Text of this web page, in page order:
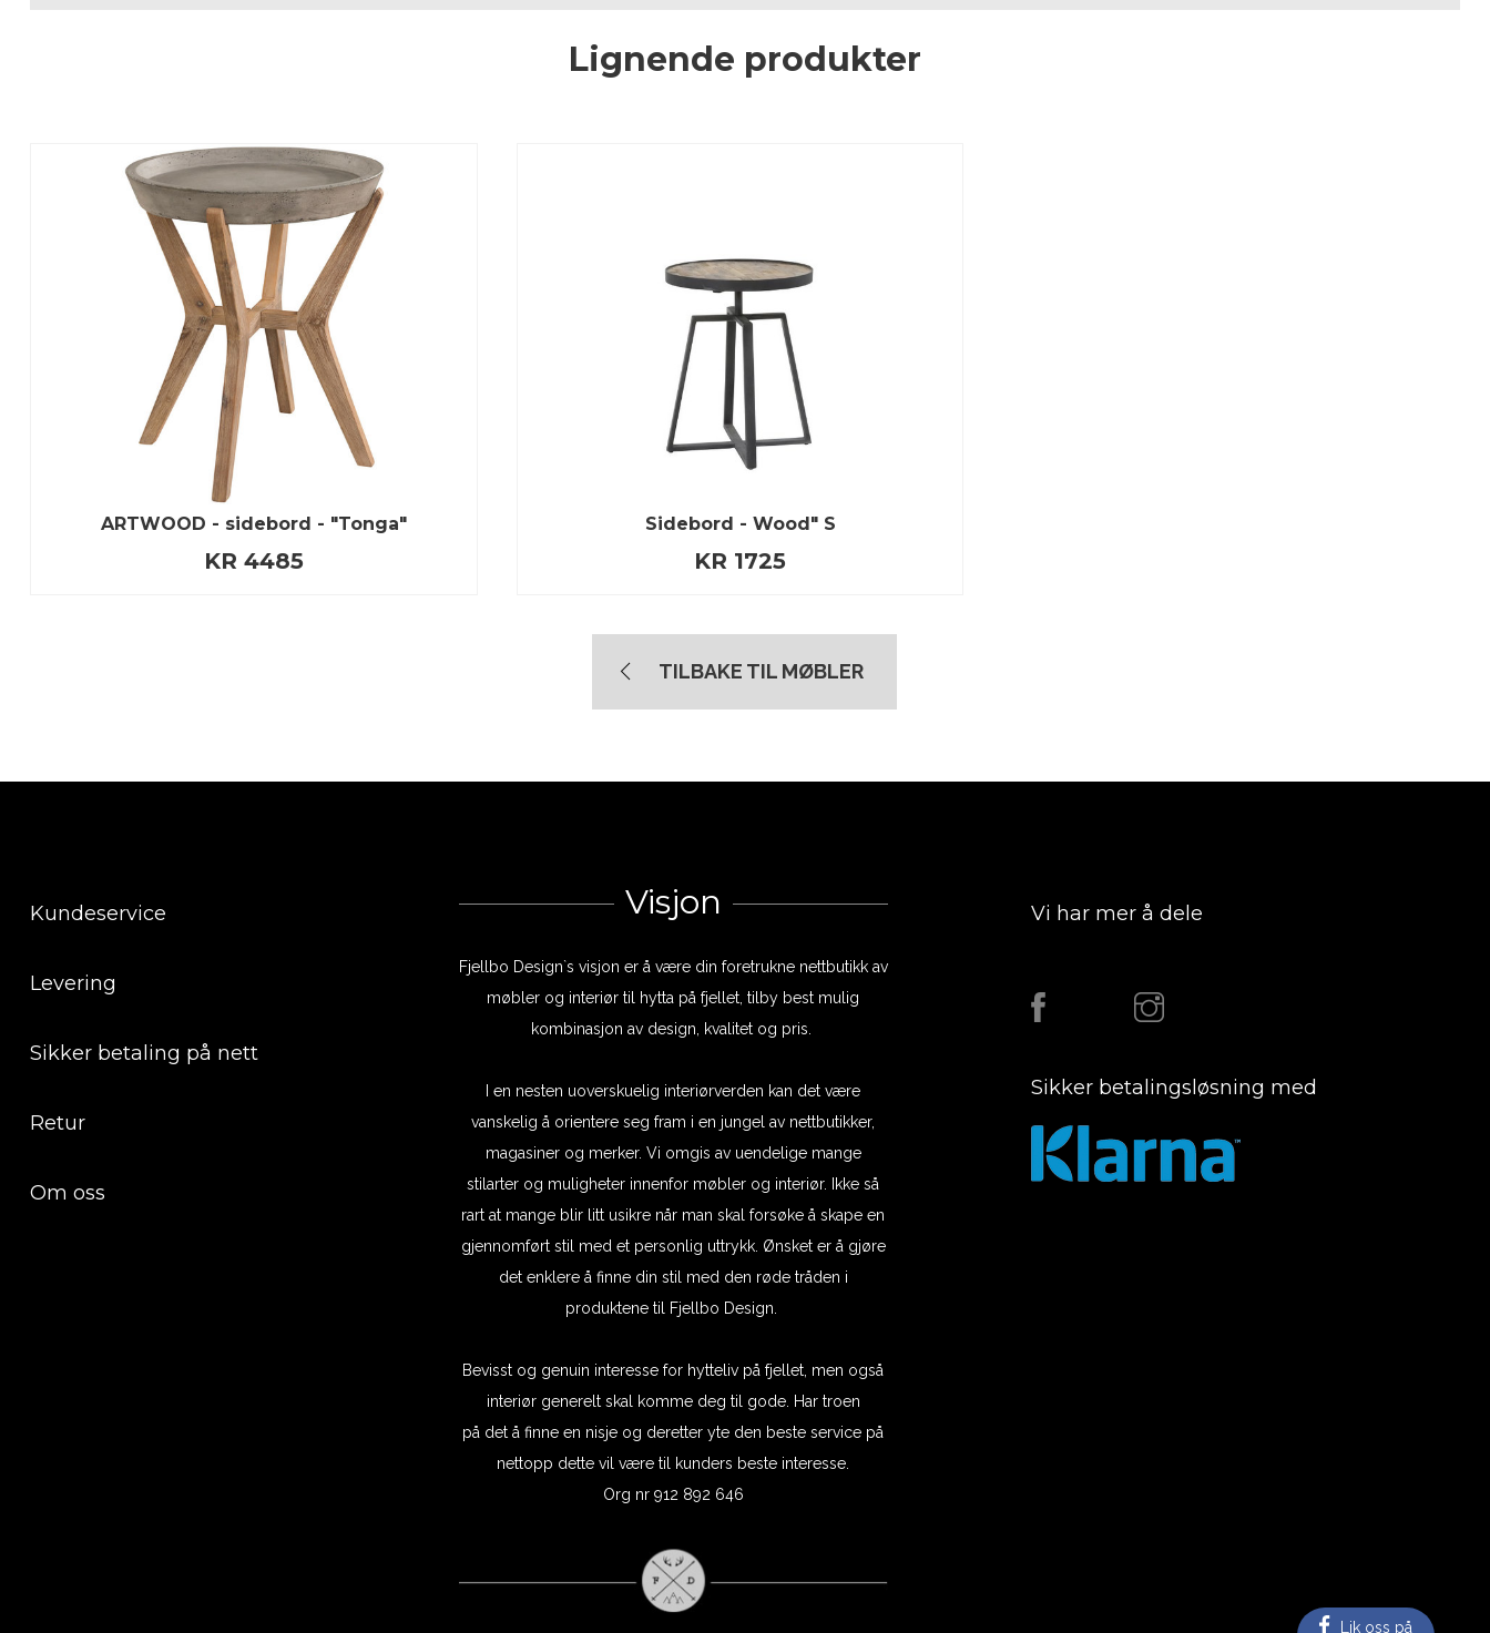
Lignende produkter
ARTWOOD - sidebord - "Tonga"
KR 4485
Sidebord - Wood" S
KR 1725
TILBAKE TIL MØBLER
Lik oss på
Kundeservice
Levering
Sikker betaling på nett
Retur
Om oss
Visjon
Fjellbo Design`s visjon er å være din foretrukne nettbutikk av
møbler og interiør til hytta på fjellet, tilby best mulig
kombinasjon av design, kvalitet og pris.
I en nesten uoverskuelig interiørverden kan det være
vanskelig å orientere seg fram i en jungel av nettbutikker,
magasiner og merker. Vi omgis av uendelige mange
stilarter og muligheter innenfor møbler og interiør. Ikke så
rart at mange blir litt usikre når man skal forsøke å skape en
gjennomført stil med et personlig uttrykk. Ønsket er å gjøre
det enklere å finne din stil med den røde tråden i
produktene til Fjellbo Design.
Bevisst og genuin interesse for hytteliv på fjellet, men også
interiør generelt skal komme deg til gode. Har troen
på det å finne en nisje og deretter yte den beste service på
nettopp dette vil være til kunders beste interesse.
Org nr 912 892 646
Vi har mer å dele
Sikker betalingsløsning med